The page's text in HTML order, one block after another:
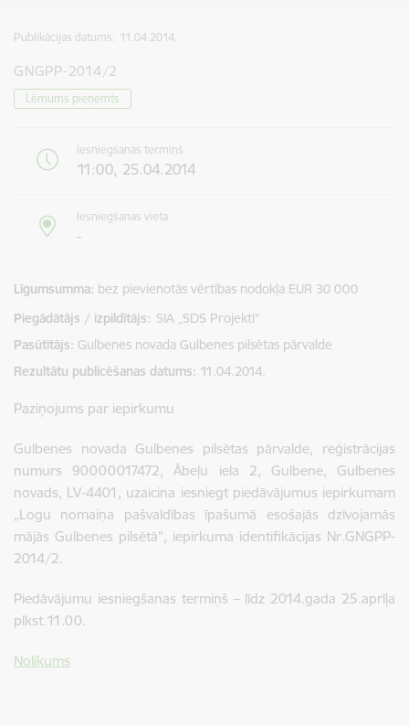
Publikācijas datums: 11.04.2014.
GNGPP-2014/2
Lēmums pieņemts
Iesniegšanas termiņš
11:00, 25.04.2014
Iesniegšanas vieta
-
Līgumsumma bez pievienotās vērtības nodokļa EUR 30 000
Piegādātājs / izpildītājs: SIA „SDS Projekti”
Pasūtītājs Gulbenes novada Gulbenes pilsētas pārvalde
Rezultātu publicēšanas datums 11.04.2014.
Paziņojums par iepirkumu
Gulbenes novada Gulbenes pilsētas pārvalde, reģistrācijas
numurs 90000017472, Ābeļu iela 2, Gulbene, Gulbenes
novads, LV-4401, uzaicina iesniegt piedāvājumus iepirkumam
„Logu nomaiņa pašvaldības īpašumā esošajās dzīvojamās
mājās Gulbenes pilsētā”, iepirkuma identifikācijas Nr.GNGPP-
2014/2.
Piedāvājumu iesniegšanas termiņš – līdz 2014.gada 25.aprīļa
plkst.11.00.
Nolikums